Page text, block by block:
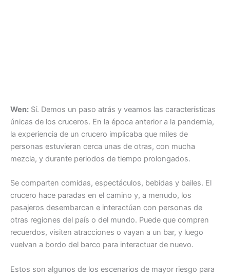
Wen: Sí. Demos un paso atrás y veamos las características
únicas de los cruceros. En la época anterior a la pandemia,
la experiencia de un crucero implicaba que miles de
personas estuvieran cerca unas de otras, con mucha
mezcla, y durante periodos de tiempo prolongados.
Se comparten comidas, espectáculos, bebidas y bailes. El
crucero hace paradas en el camino y, a menudo, los
pasajeros desembarcan e interactúan con personas de
otras regiones del país o del mundo. Puede que compren
recuerdos, visiten atracciones o vayan a un bar, y luego
vuelvan a bordo del barco para interactuar de nuevo.
Estos son algunos de los escenarios de mayor riesgo para